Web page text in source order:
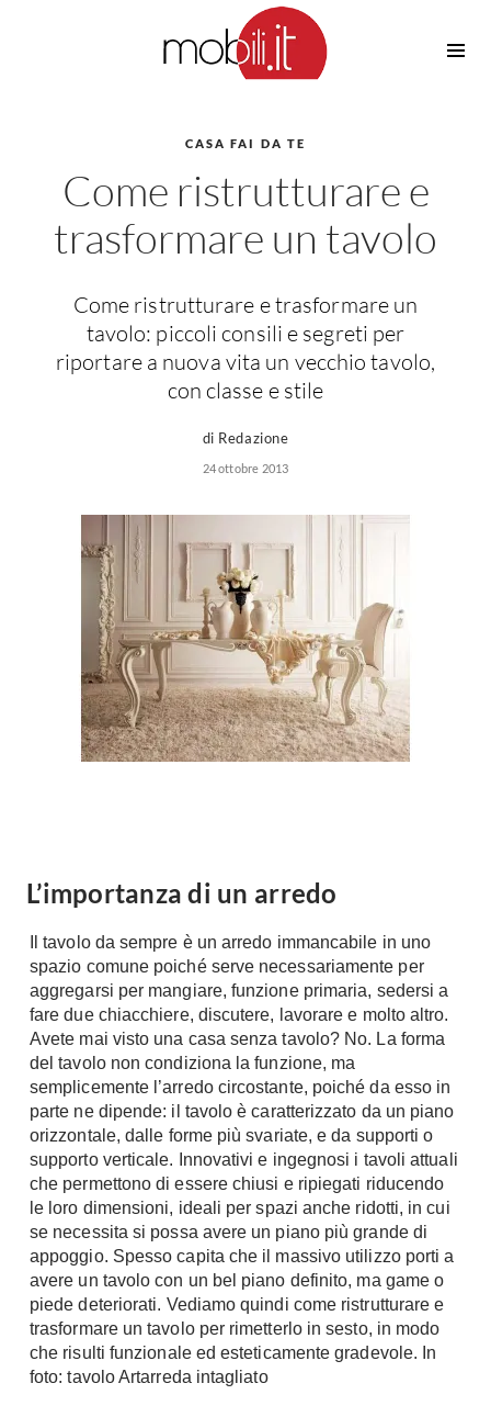
Cucine Design
Cucine Moderne
Cucine Country
Consigli Cucine
Attrezzature Interne
Elettrodomestici
Cappe
Lavastoviglie
Lavatrici
Asciugatrici
Piccoli
Elettrodomestici
Casalinghi
Moka
Soggiorno
Librerie
Vetrine
Pareti Attrezzate
Porta Tv
Contatti
Divani
Divani moderni
Divani classici
Poltrone
Poltroncine
Divanoletto
Chaise Longue
Divani Angolo
Casette in Legno
Amaca
Pergole
Giardinaggio
Piante
Faretti
Applique
Plafoniere
Riscaldamento
Caminetti
Stufe
Radiatori
Caldaie
Climatizzatori
Climatizzatore
Deumidificatori
Chiller
Pompe di calore
Ecologia
Geotermia
Case in Legno
Case Prefabbricate
Fotovoltaico
Riciclo
Energie Rinnovabili
Bioedilizia
Teleriscaldamento
CASA FAI DA TE
Come ristrutturare e
trasformare un tavolo
Come ristrutturare e trasformare un
tavolo: piccoli consili e segreti per
riportare a nuova vita un vecchio tavolo,
con classe e stile
di Redazione
24 ottobre 2013
L’importanza di un arredo
Il tavolo da sempre è un arredo immancabile in uno
spazio comune poiché serve necessariamente per
aggregarsi per mangiare, funzione primaria, sedersi a
fare due chiacchiere, discutere, lavorare e molto altro.
Avete mai visto una casa senza tavolo? No. La forma
del tavolo non condiziona la funzione, ma
semplicemente l’arredo circostante, poiché da esso in
parte ne dipende: il tavolo è caratterizzato da un piano
orizzontale, dalle forme più svariate, e da supporti o
supporto verticale. Innovativi e ingegnosi i tavoli attuali
che permettono di essere chiusi e ripiegati riducendo
le loro dimensioni, ideali per spazi anche ridotti, in cui
se necessita si possa avere un piano più grande di
appoggio. Spesso capita che il massivo utilizzo porti a
avere un tavolo con un bel piano definito, ma game o
piede deteriorati. Vediamo quindi come ristrutturare e
trasformare un tavolo per rimetterlo in sesto, in modo
che risulti funzionale ed esteticamente gradevole. In
foto: tavolo Artarreda intagliato